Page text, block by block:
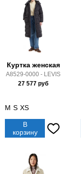
Куртка женская
A8529-0000 - LEVIS
27 577 руб
M S XS
В
корзину